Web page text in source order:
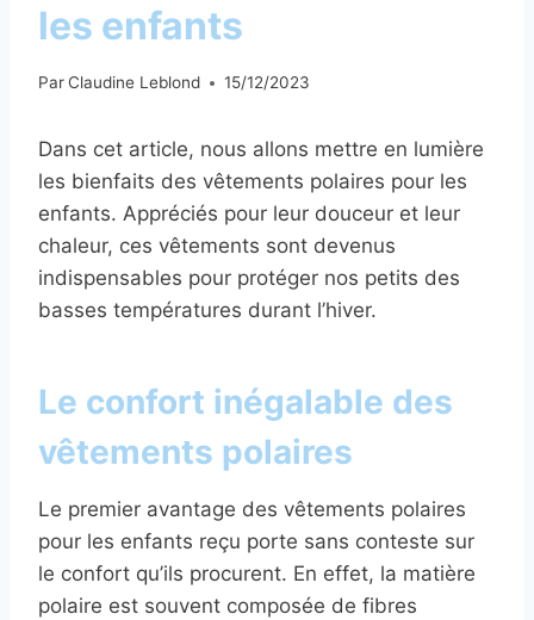
les enfants
ParClaudine Leblond 15/12/2023
Dans cet article, nous allons mettre en lumière
les bienfaits des vêtements polaires pour les
enfants. Appréciés pour leur douceur et leur
chaleur, ces vêtements sont devenus
indispensables pour protéger nos petits des
basses températures durant l’hiver.
Le confort inégalable des
vêtements polaires
Le premier avantage des vêtements polaires
pour les enfants reçu porte sans conteste sur
le confort qu’ils procurent. En effet, la matière
polaire est souvent composée de fibres